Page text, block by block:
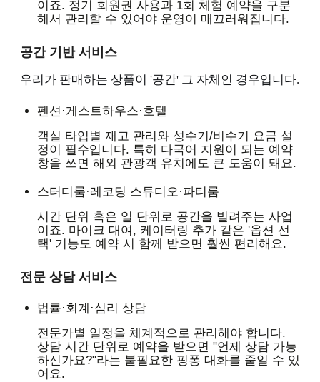
이죠. 정기 회원권 사용과 1회 체험 예약을 구분
해서 관리할 수 있어야 운영이 매끄러워집니다.
공간 기반 서비스
우리가 판매하는 상품이 '공간' 그 자체인 경우입니다.
펜션·게스트하우스·호텔
객실 타입별 재고 관리와 성수기/비수기 요금 설
정이 필수입니다. 특히 다국어 지원이 되는 예약
창을 쓰면 해외 관광객 유치에도 큰 도움이 돼요.
스터디룸·레코딩 스튜디오·파티룸
시간 단위 혹은 일 단위로 공간을 빌려주는 사업
이죠. 마이크 대여, 케이터링 추가 같은 '옵션 선
택' 기능도 예약 시 함께 받으면 훨씬 편리해요.
전문 상담 서비스
법률·회계·심리 상담
전문가별 일정을 체계적으로 관리해야 합니다.
상담 시간 단위로 예약을 받으면 "언제 상담 가능
하신가요?"라는 불필요한 핑퐁 대화를 줄일 수 있
어요.